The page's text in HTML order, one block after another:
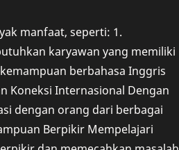
manfaat, seperti: 1.
karyawan yang memiliki
berbahasa Inggris
Koneksi Internasional Dengan
dengan orang dari berbagai
Berpikir Mempelajari